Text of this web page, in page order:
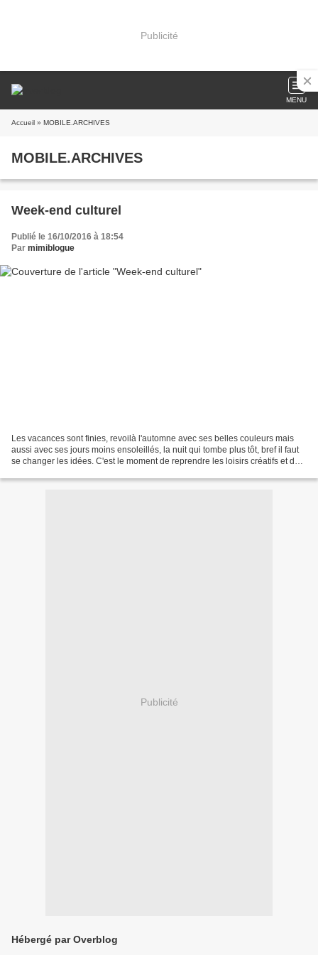
Publicité
MENU
Accueil » MOBILE.ARCHIVES
MOBILE.ARCHIVES
Week-end culturel
Publié le 16/10/2016 à 18:54
Par mimiblogue
Les vacances sont finies, revoilà l'automne avec ses belles couleurs mais
aussi avec ses jours moins ensoleillés, la nuit qui tombe plus tôt, bref il faut
se changer les idées. C'est le moment de reprendre les loisirs créatifs et de
Publicité
Hébergé par Overblog